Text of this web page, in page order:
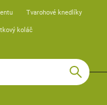
Tvarohové knedlíky
koláč